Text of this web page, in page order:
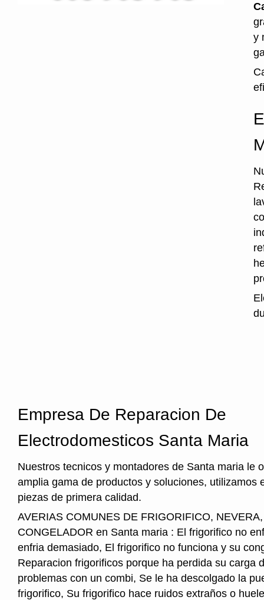
y
Empresa De Reparacion De
Electrodomesticos Santa Maria
Nuestros tecnicos y montadores de Santa maria le
amplia gama de productos y soluciones, utilizamos
piezas de primera calidad.
AVERIAS COMUNES DE FRIGORIFICO,
CONGELADOR en Santa maria : El frigorifico no
enfria demasiado, El frigorifico no funciona y su
Reparacion frigorificos porque ha perdida su carga
problemas con un combi, Se le ha descolgado la
frigorifico, Su frigorifico hace ruidos extraños o